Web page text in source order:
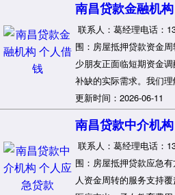
南昌贷款金融机
联系人：葛经理电话：
围：房屋抵押贷款资金
少朋友正面临短期资金
补缺的实际需求。我们
更新时间：2026-06-11
南昌贷款中介机
联系人：葛经理电话：
围：房屋抵押贷款应急
人资金周转的服务支持